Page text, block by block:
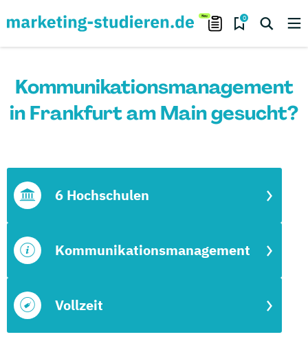
0
Kommunikationsmanagement
in Frankfurt am Main gesucht?
Vollzeit
Kommunikationsmanagement
6 Hochschulen